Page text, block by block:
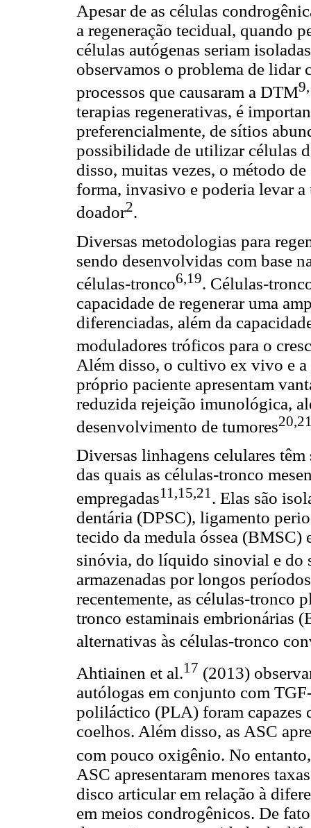
Apesar de as células
a regeneração tecidual, quando
células autógenas seriam
observamos o problema de lidar
processos que causaram a DTM
terapias regenerativas, é
preferencialmente, de sítios
possibilidade de utilizar células
disso, muitas vezes, o método
forma, invasivo e poderia levar
doador2.
Diversas metodologias para
sendo desenvolvidas com base
células-tronco6,19. Células-
capacidade de regenerar uma
diferenciadas, além da
moduladores tróficos para o
Além disso, o cultivo ex vivo e
próprio paciente apresentam
reduzida rejeição imunológica,
desenvolvimento de tumores
Diversas linhagens celulares
das quais as células-tronco
empregadas11,15,21 . Elas são
dentária (DPSC), ligamento
tecido da medula óssea
sinóvia, do líquido sinovial e do
armazenadas por longos
recentemente, as células-tronco
tronco estaminais embrionárias
alternativas às células-tronco
Ahtiainen et al.17 (2013)
autólogas em conjunto com
poliláctico (PLA) foram capazes
coelhos. Além disso, as ASC
com pouco oxigênio. No
ASC apresentaram menores
disco articular em relação à
em meios condrogênicos. De